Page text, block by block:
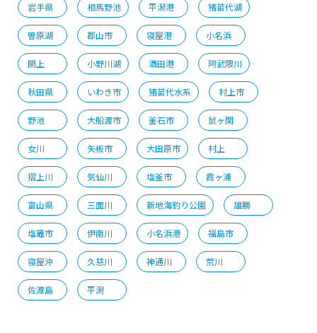
岩手県 相馬野池 平潟港 猪苗代湖
曽原湖 郡山市 寝屋港 小名浜
閖上 小野川湖 酒田港 阿武隈川
秋田県 いわき市 猪苗代水系 村上市
野池 大船渡市 釜石市 鼠ヶ関
女川 矢板市 大田原市 村上
摺上川 気仙川 塩釜市 霞ヶ浦
富山県 三面川 新地海釣り公園 雄勝
塩竈市 伊南川 小名浜港 福島市
寝屋沖 久慈川 神通川 荒川
佐渡島 平潟